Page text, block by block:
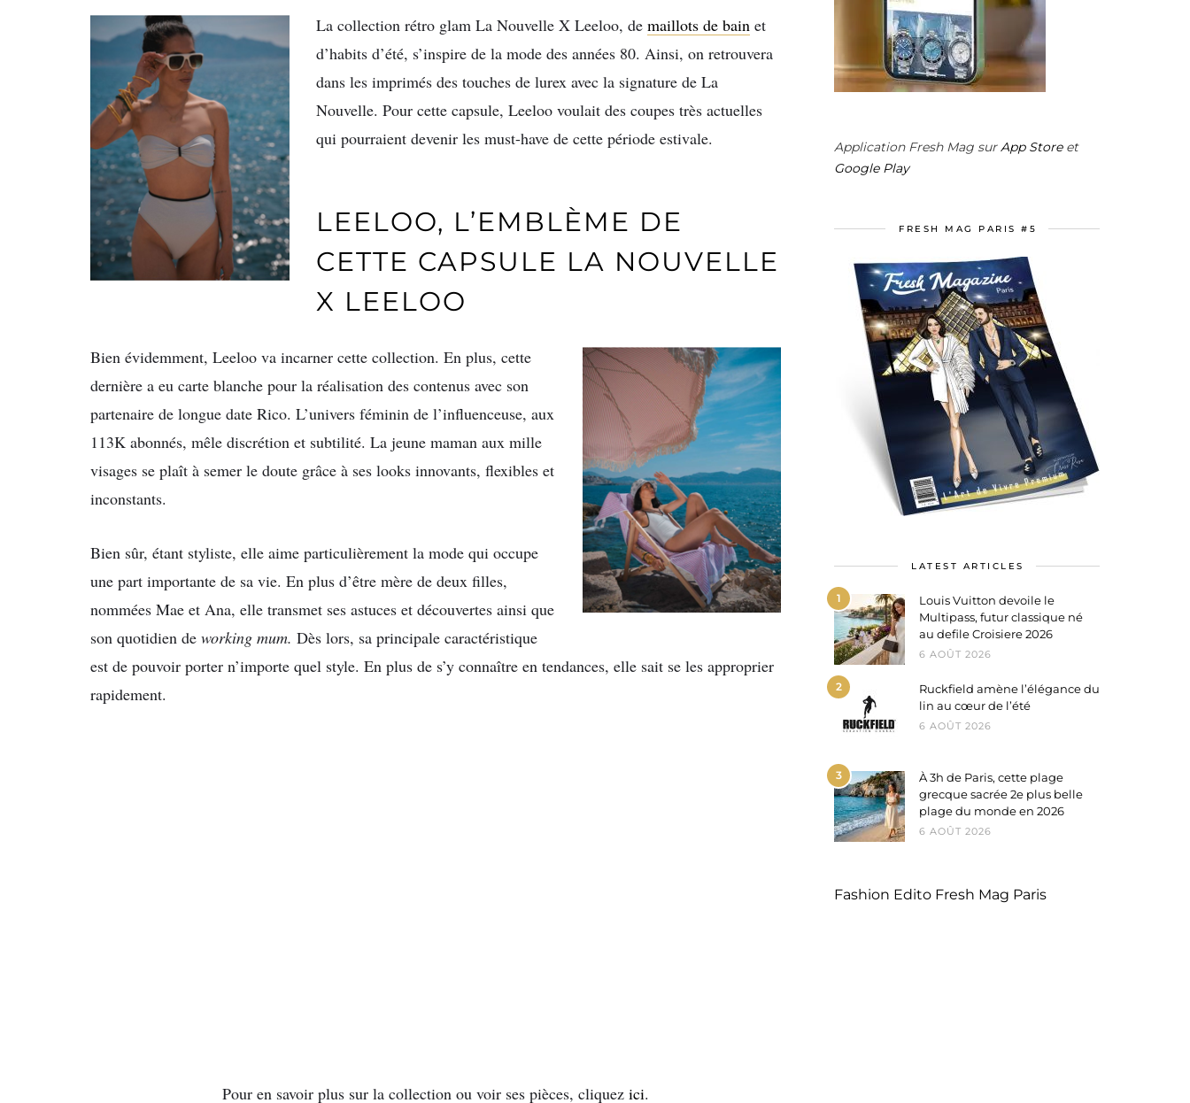
La collection rétro glam La Nouvelle X Leeloo, de maillots de bain et
d’habits d’été, s’inspire de la mode des années 80. Ainsi, on retrouvera
dans les imprimés des touches de lurex avec la signature de La
Nouvelle. Pour cette capsule, Leeloo voulait des coupes très actuelles
qui pourraient devenir les must-have de cette période estivale.
LEELOO, L’EMBLÈME DE
CETTE CAPSULE LA NOUVELLE
X LEELOO
Bien évidemment, Leeloo va incarner cette collection. En plus, cette
dernière a eu carte blanche pour la réalisation des contenus avec son
partenaire de longue date Rico. L’univers féminin de l’influenceuse, aux
113K abonnés, mêle discrétion et subtilité. La jeune maman aux mille
visages se plaît à semer le doute grâce à ses looks innovants, flexibles et
inconstants.
Bien sûr, étant styliste, elle aime particulièrement la mode qui occupe
une part importante de sa vie. En plus d’être mère de deux filles,
nommées Mae et Ana, elle transmet ses astuces et découvertes ainsi que
son quotidien de working mum. Dès lors, sa principale caractéristique
est de pouvoir porter n’importe quel style. En plus de s’y connaître en tendances, elle sait se les approprier
rapidement.
Pour en savoir plus sur la collection ou voir ses pièces, cliquez ici.
Application Fresh Mag surApp Storeet
Google Play
FRESH MAG PARIS #5
LATEST ARTICLES
1
Louis Vuitton devoile le
Multipass, futur classique né
au defile Croisiere 2026
6 AOÛT 2026
2
Ruckfield amène l’élégance du
lin au cœur de l’été
6 AOÛT 2026
3
À 3h de Paris, cette plage
grecque sacrée 2e plus belle
plage du monde en 2026
6 AOÛT 2026
Fashion Edito Fresh Mag Paris